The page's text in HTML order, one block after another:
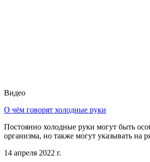
Видео
О чём говорят холодные руки
Постоянно холодные руки могут быть
организма, но также могут указывать на
14 апреля 2022 г.